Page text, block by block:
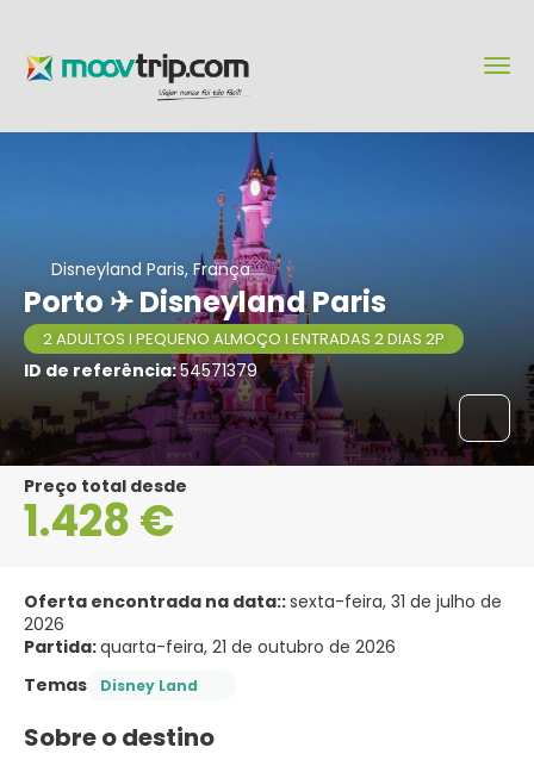
Disneyland Paris, França
Porto ✈ Disneyland Paris
2 ADULTOS I PEQUENO ALMOÇO I ENTRADAS 2 DIAS 2P
ID de referência:54571379
Preço total desde
1.428 €
Oferta encontrada na data::sexta-feira, 31 de julho de
2026
Partida:quarta-feira, 21 de outubro de 2026
Temas
Disney Land
Sobre o destino